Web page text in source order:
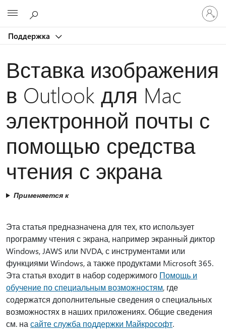
Поддержка
Вставка изображения
в Outlook для Mac
электронной почты с
помощью средства
чтения с экрана
Применяется к
Эта статья предназначена для тех, кто использует
программу чтения с экрана, например экранный диктор
Windows, JAWS или NVDA, с инструментами или
функциями Windows, а также продуктами Microsoft 365.
Эта статья входит в набор содержимого Помощь и
обучение по специальным возможностям, где
содержатся дополнительные сведения о специальных
возможностях в наших приложениях. Общие сведения
см. на сайте служба поддержки Майкрософт.